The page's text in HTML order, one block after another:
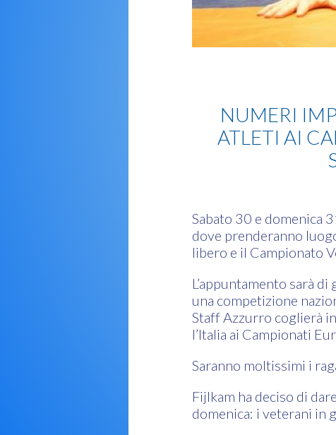
NUMERI
ATLETI AI
Sabato 30 e domenica
dove prenderanno
libero e il Campionato
L’appuntamento sarà
una competizione
Staff Azzurro coglierà
l’Italia ai Campionati
Saranno moltissimi i
Fijlkam ha deciso di
domenica: i veterani in